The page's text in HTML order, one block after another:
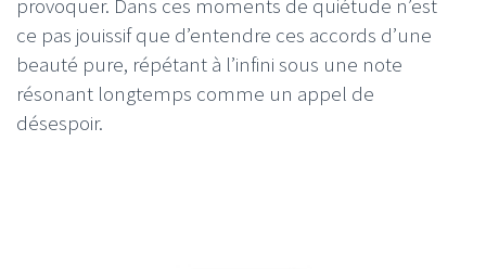
provoquer. Dans ces moments de quiétude n’est
ce pas jouissif que d’entendre ces accords d’une
beauté pure, répétant à l’infini sous une note
résonant longtemps comme un appel de
désespoir.